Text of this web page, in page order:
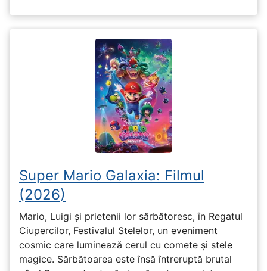
Super Mario Galaxia: Filmul
(2026)
Mario, Luigi și prietenii lor sărbătoresc, în Regatul
Ciupercilor, Festivalul Stelelor, un eveniment
cosmic care luminează cerul cu comete și stele
magice. Sărbătoarea este însă întreruptă brutal